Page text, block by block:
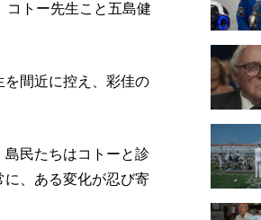
コトー先生こと五島健
間近に控え、彩佳の
民たちはコトーと診
、ある変化が忍び寄